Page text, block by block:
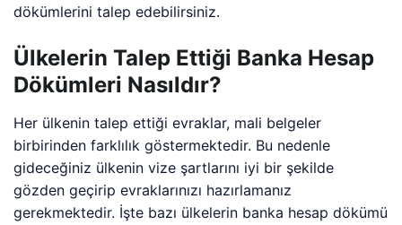
dökümlerini talep edebilirsiniz.
Ülkelerin Talep Ettiği Banka Hesap
Dökümleri Nasıldır?
Her ülkenin talep ettiği evraklar, mali belgeler
birbirinden farklılık göstermektedir. Bu nedenle
gideceğiniz ülkenin vize şartlarını iyi bir şekilde
gözden geçirip evraklarınızı hazırlamanız
gerekmektedir. İşte bazı ülkelerin banka hesap dökümü